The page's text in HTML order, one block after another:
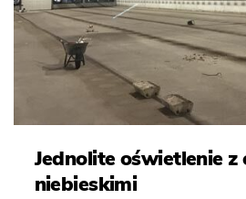
Jednolite oświetlenie z
niebieskimi